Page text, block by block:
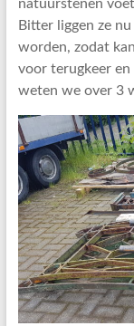
natuurstenen
Bitter liggen ze
worden, zodat
voor terugkeer
weten we over 3